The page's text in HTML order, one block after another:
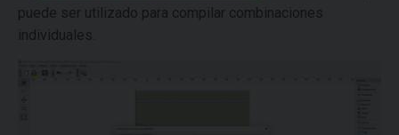
puede ser utilizado para compilar combinaciones
individuales.